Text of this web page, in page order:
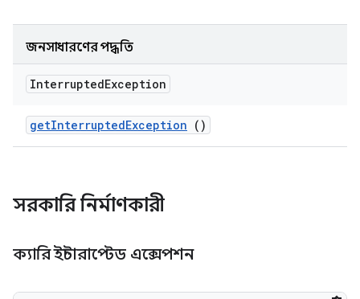
জনসাধারণের পদ্ধতি
InterruptedException
getInterruptedException ()
সরকারি নির্মাণকারী
ক্যারি ইন্টারাপ্টেড এক্সেপশন